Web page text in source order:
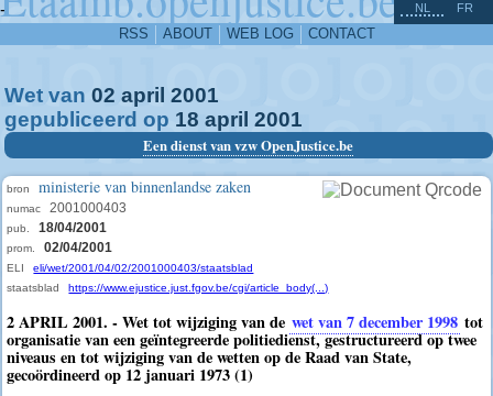
-
RSS ABOUT WEB LOG CONTACT
NL FR
Wet van 02 april 2001
gepubliceerd op 18 april 2001
Een dienst van vzw OpenJustice.be
bron ministerie van binnenlandse zaken
numac 2001000403
pub. 18/04/2001
prom. 02/04/2001
ELI
eli/wet/2001/04/02/2001000403/staatsblad
staatsblad
https://www.ejustice.just.fgov.be/cgi/article_body(...)
2 APRIL 2001. - Wet tot wijziging van de wet van 7 december 1998 tot
organisatie van een geïntegreerde politiedienst, gestructureerd op twee
niveaus en tot wijziging van de wetten op de Raad van State,
gecoördineerd op 12 januari 1973 (1)
^